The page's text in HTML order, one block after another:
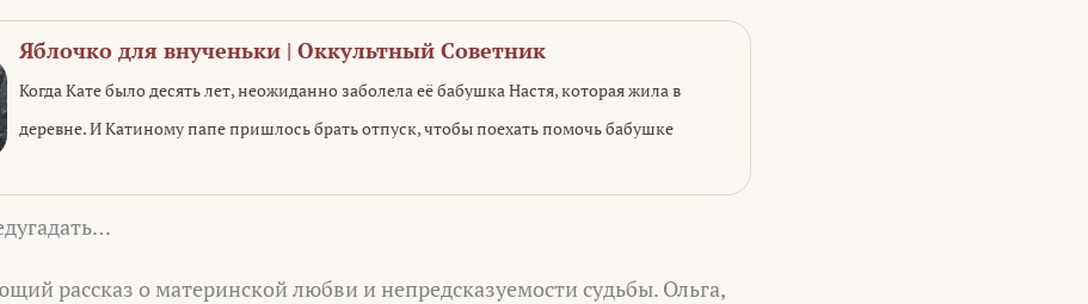
Яблочко для внученьки | Оккультный Советник
Когда Кате было десять лет, неожиданно заболела её бабушка Настя, которая жила в
деревне. И Катиному папе пришлось брать отпуск, чтобы поехать помочь бабушке
рассказ о материнской любви и непредсказуемости судьбы. Ольга,